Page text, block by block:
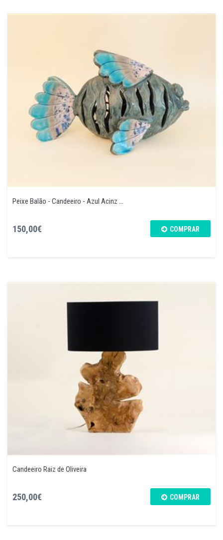
Peixe Balão - Candeeiro - Azul Acinz ...
150,00€ COMPRAR
Candeeiro Raiz de Oliveira
250,00€ COMPRAR